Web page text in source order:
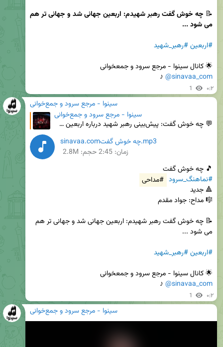
📝
می شود ...
#اربعین#رهبر_شهید
🌟 کانال سینوا - مرجع‌ سرود و جمعخوانی
@sinavaa_com
♪
1 ۰:۲
سینوا - مرجع سرود و جمع‌خوانی
سینوا - مرجع سرود و جمع‌خوانی
💬 چه خوش گفت: پیش‌بینی رهبر شهید درباره اربعین 🎬🎵 چه خوش گفت #نماهنگ_سرود #مداحی #نماهنگ 🔺 جدید 🎼
sinavaa.comچه خوش گفت.mp3
زمان: 2:45حجم: 2.8M
🎵 چه خوش گفت
#نماهنگ_سرود #مداحی
#اربعین#رهبر_شهید
🌟 کانال سینوا - مرجع‌ سرود و جمعخوانی
@sinavaa_com
♪
1 ۰:۲
سینوا - مرجع سرود و جمع‌خوانی